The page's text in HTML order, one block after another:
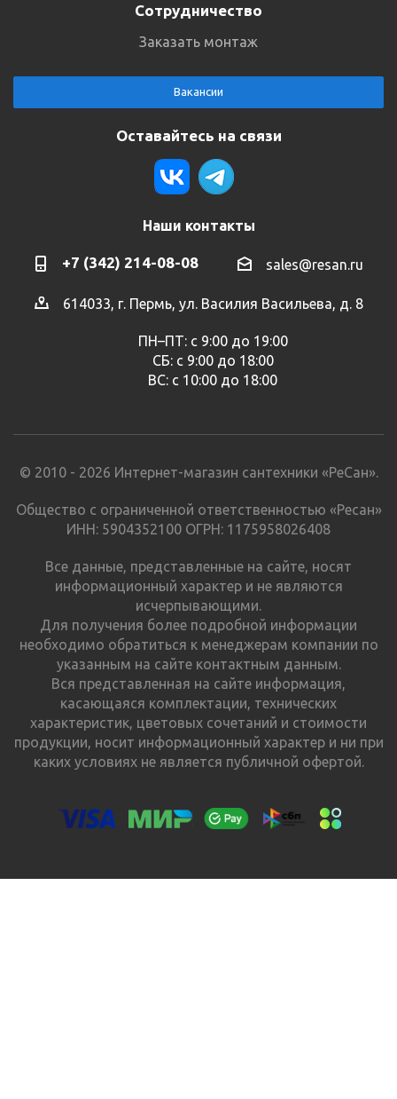
Сотрудничество
Заказать монтаж
Вакансии
Оставайтесь на связи
Наши контакты
+7 (342) 214-08-08 sales@resan.ru
614033, г. Пермь, ул. Василия Васильева, д. 8
ПН–ПТ: с 9:00 до 19:00
СБ: с 9:00 до 18:00
ВС: с 10:00 до 18:00
© 2010 - 2026 Интернет-магазин сантехники «РеСан».
Общество с ограниченной ответственностью «Ресан»
ИНН: 5904352100 ОГРН: 1175958026408
Все данные, представленные на сайте, носят
информационный характер и не являются
исчерпывающими.
Для получения более подробной информации
необходимо обратиться к менеджерам компании по
указанным на сайте контактным данным.
Вся представленная на сайте информация,
касающаяся комплектации, технических
характеристик, цветовых сочетаний и стоимости
продукции, носит информационный характер и ни при
каких условиях не является публичной офертой.